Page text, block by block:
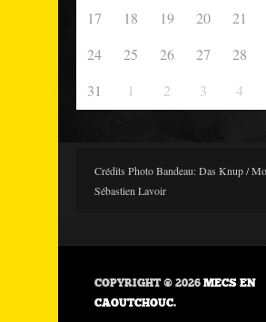
17
18 19 20 21
24
25 26 27 28
31
1 2 3 4
Crédits Photo Bandeau: Das Knup /
Sébastien Lavoir
COPYRIGHT © 2026 MECS EN
CAOUTCHOUC.